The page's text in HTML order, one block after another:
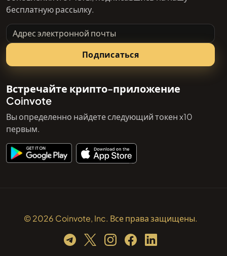
бесплатную рассылку.
Адрес электронной почты
Подписаться
Встречайте крипто-приложение
Coinvote
Вы определенно найдете следующий токен x10
первым.
© 2026 Coinvote, Inc. Все права защищены.